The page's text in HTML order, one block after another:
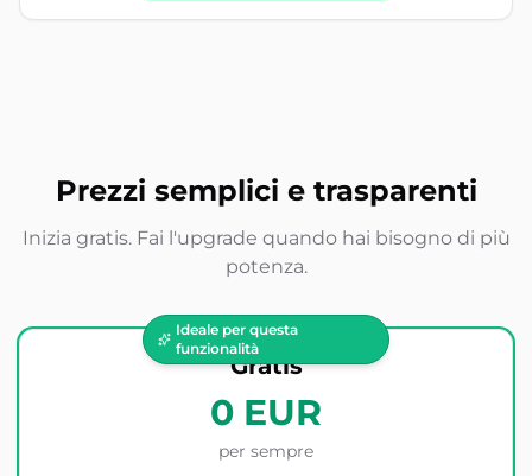
Prezzi semplici e trasparenti
Inizia gratis. Fai l'upgrade quando hai bisogno di più
potenza.
Ideale per questa
funzionalità
Gratis
0 EUR
per sempre